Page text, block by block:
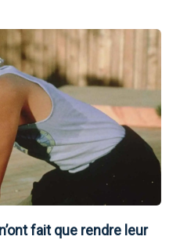
fait que rendre leur